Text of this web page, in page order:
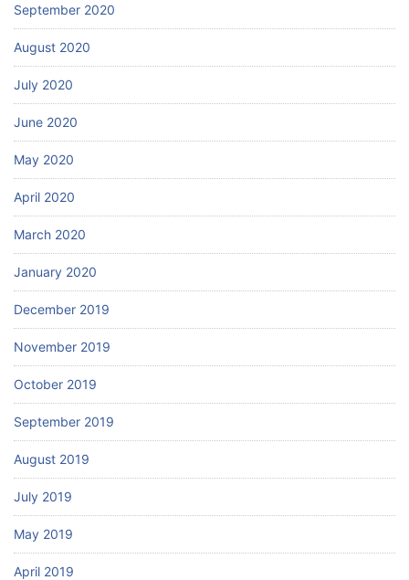
September 2020
August 2020
July 2020
June 2020
May 2020
April 2020
March 2020
January 2020
December 2019
November 2019
October 2019
September 2019
August 2019
July 2019
May 2019
April 2019